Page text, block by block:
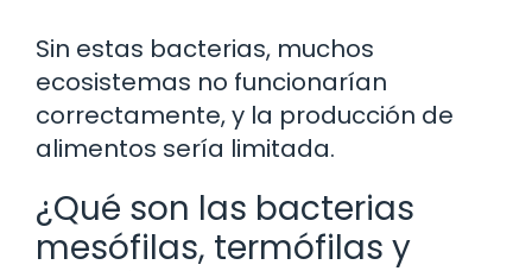
Sin estas bacterias, muchos
ecosistemas no funcionarían
correctamente, y la producción de
alimentos sería limitada.
¿Qué son las bacterias
mesófilas, termófilas y